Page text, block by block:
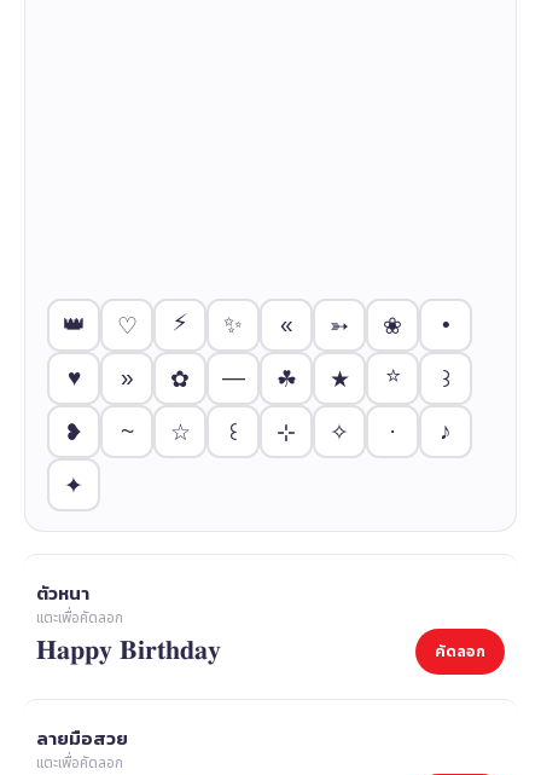
👑 ♡ ⚡ ✨ « ➳ ❀ •
♥ » ✿ — ☘ ★ ⭐ ꒱
❥ ~ ☆ ꒰ ⊹ ✧ · ♪
✦
ตัวหนา
แตะเพื่อคัดลอก
𝐇𝐚𝐩𝐩𝐲 𝐁𝐢𝐫𝐭𝐡𝐝𝐚𝐲 คัดลอก
ลายมือสวย
แตะเพื่อคัดลอก